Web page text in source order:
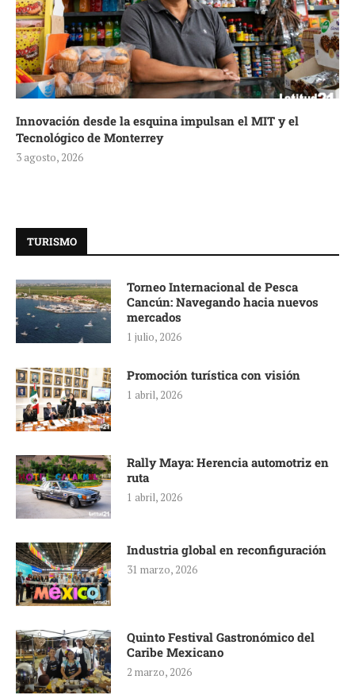
Innovación desde la esquina impulsan el MIT y el
Tecnológico de Monterrey
3 agosto, 2026
TURISMO
Torneo Internacional de Pesca
Cancún: Navegando hacia nuevos
mercados
1 julio, 2026
Promoción turística con visión
1 abril, 2026
Rally Maya: Herencia automotriz en
ruta
1 abril, 2026
Industria global en reconfiguración
31 marzo, 2026
Quinto Festival Gastronómico del
Caribe Mexicano
2 marzo, 2026